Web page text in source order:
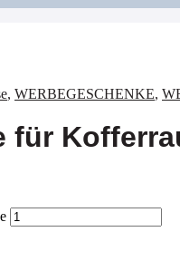
, WERBEGESCHENKE,
für